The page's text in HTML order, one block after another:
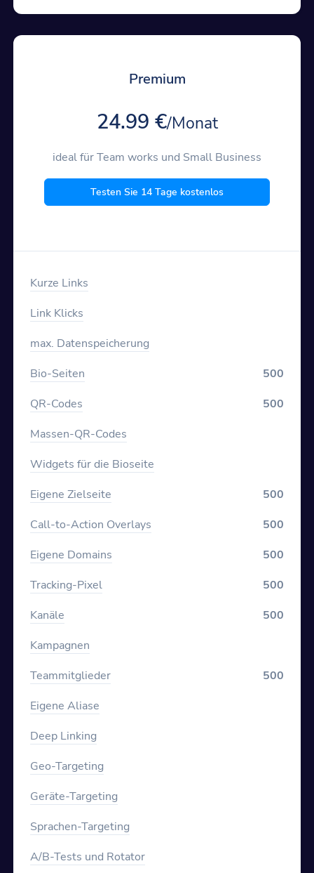
Premium
24.99 €/Monat
ideal für Team works und Small Business
Testen Sie 14 Tage kostenlos
Kurze Links
Link Klicks
max. Datenspeicherung
Bio-Seiten
500
QR-Codes
500
Massen-QR-Codes
Widgets für die Bioseite
Eigene Zielseite
500
Call-to-Action Overlays
500
Eigene Domains
500
Tracking-Pixel
500
Kanäle
500
Kampagnen
Teammitglieder
500
Eigene Aliase
Deep Linking
Geo-Targeting
Geräte-Targeting
Sprachen-Targeting
A/B-Tests und Rotator